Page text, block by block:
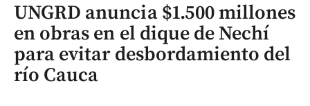
UNGRD anuncia $1.500 millones
en obras en el dique de Nechí
para evitar desbordamiento del
río Cauca